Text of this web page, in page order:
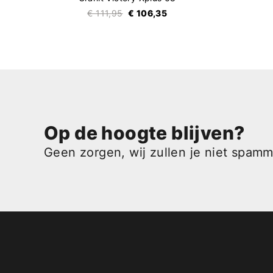
€ 111,95 € 106,35
Op de hoogte blijven?
Geen zorgen, wij zullen je niet